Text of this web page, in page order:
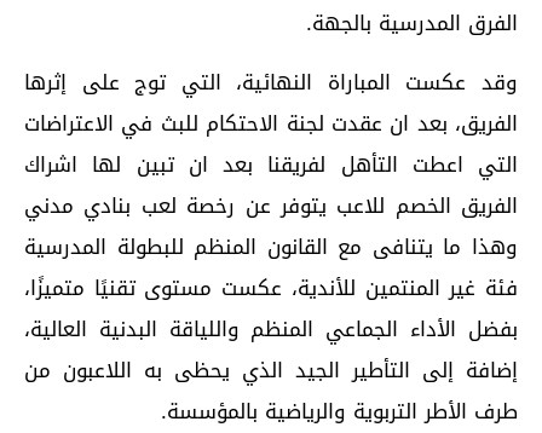
الفرق المدرسية بالجهة.
وقد عكست المباراة النهائية، التي توج على إثرها
الفريق، بعد ان عقدت لجنة الاحتكام للبث في الاعتراضات
التي اعطت التأهل لفريقنا بعد ان تبين لها اشراك
الفريق الخصم للاعب يتوفر عن رخصة لعب بنادي مدني
وهذا ما يتنافى مع القانون المنظم للبطولة المدرسية
فئة غير المنتمين للأندية، عكست مستوى تقنيًا متميزًا،
بفضل الأداء الجماعي المنظم واللياقة البدنية العالية،
إضافة إلى التأطير الجيد الذي يحظى به اللاعبون من
طرف الأطر التربوية والرياضية بالمؤسسة.